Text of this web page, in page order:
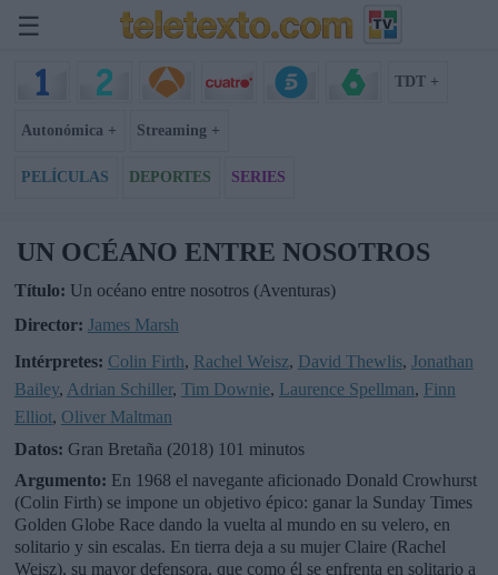
☰
TDT +
Autonómica + Streaming +
PELÍCULAS DEPORTES SERIES
UN OCÉANO ENTRE NOSOTROS
Título: Un océano entre nosotros (Aventuras)
Director: James Marsh
Intérpretes: Colin Firth, Rachel Weisz, David Thewlis, Jonathan
Bailey, Adrian Schiller, Tim Downie, Laurence Spellman, Finn
Elliot, Oliver Maltman
Datos: Gran Bretaña (2018) 101 minutos
Argumento: En 1968 el navegante aficionado Donald Crowhurst
(Colin Firth) se impone un objetivo épico: ganar la Sunday Times
Golden Globe Race dando la vuelta al mundo en su velero, en
solitario y sin escalas. En tierra deja a su mujer Claire (Rachel
Weisz), su mayor defensora, que como él se enfrenta en solitario a